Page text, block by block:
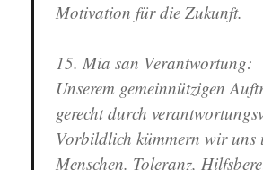
Motivation für die Zukunft.
15. Mia san Verantwortung:
Unserem gemeinnützigen
gerecht durch
Vorbildlich kümmern wir uns
Menschen. Toleranz,